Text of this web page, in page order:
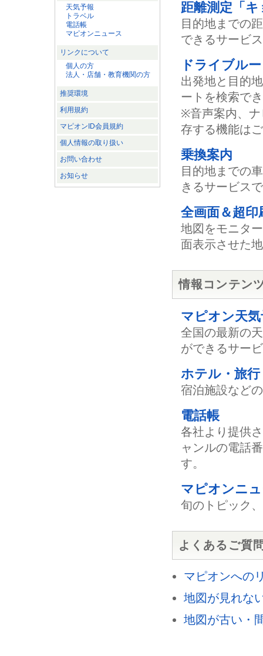
距離測定「キ
目的地までの
できるサービ
ドライブル
出発地と目的
ートを検索で
※音声案内、ナ
存する機能は
乗換案内
目的地までの
きるサービス
全画面＆超印
地図をモニタ
面表示させた
情報コンテン
マピオン天気
全国の最新の
ができるサー
ホテル・旅行
宿泊施設など
電話帳
各社より提供
ャンルの電話
す。
マピオンニ
旬のトピック
よくあるご質
マピオンへの
地図が見れな
地図が古い・
天気予報
トラベル
電話帳
マピオンニュース
リンクについて
個人の方
法人・店舗・教育機関の方
推奨環境
利用規約
マピオンID会員規約
個人情報の取り扱い
お問い合わせ
お知らせ